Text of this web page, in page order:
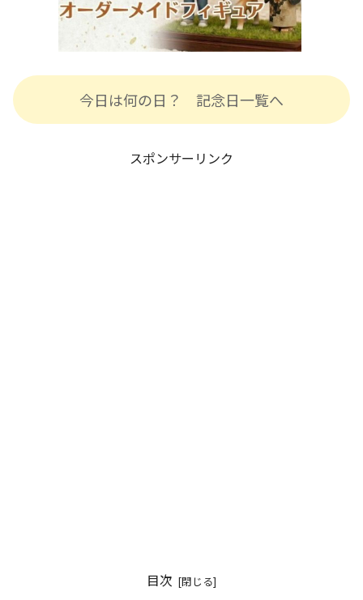
今日は何の日？ 記念日一覧へ
スポンサーリンク
目次